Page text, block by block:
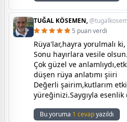
TUĞAL KÖSEMEN,
5 puan verdi
Rüya'lar,hayra yorulmalı ki,
Sonu hayırlara vesile olsun.
Çok güzel ve
düşen rüya anlatımı şiiri
Değerli şairim,kutlarım
yüreğinizi.Saygıyla
Bu yoruma 1 cevapyazıldı